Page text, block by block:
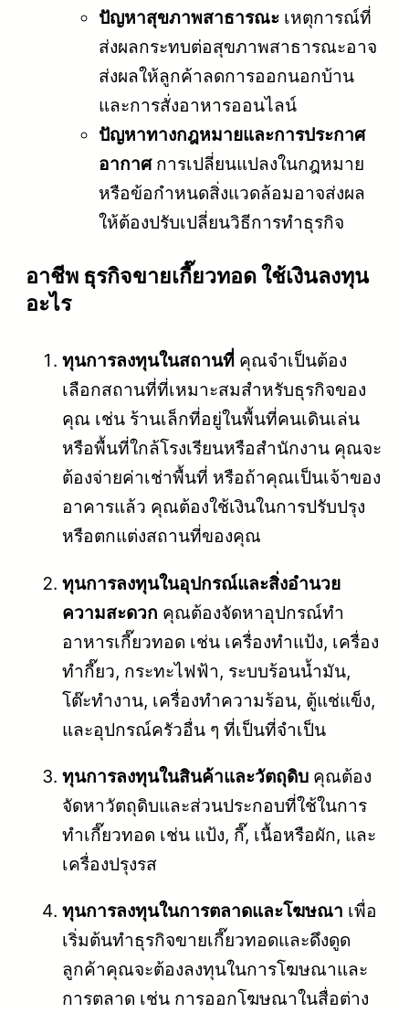
ปัญหาสุขภาพสาธารณะ เหตุการณ์ที่
ส่งผลกระทบต่อสุขภาพสาธารณะอาจ
ส่งผลให้ลูกค้าลดการออกนอกบ้าน
และการสั่งอาหารออนไลน์
ปัญหาทางกฎหมายและการประกาศ
อากาศการเปลี่ยนแปลงในกฎหมาย
หรือข้อกำหนดสิ่งแวดล้อมอาจส่งผล
ให้ต้องปรับเปลี่ยนวิธีการทำธุรกิจ
อาชีพ ธุรกิจขายเกี๊ยวทอด ใช้เงินลงทุน
อะไร
ทุนการลงทุนในสถานที่ คุณจำเป็นต้อง
เลือกสถานที่ที่เหมาะสมสำหรับธุรกิจของ
คุณ เช่น ร้านเล็กที่อยู่ในพื้นที่คนเดินเล่น
หรือพื้นที่ใกล้โรงเรียนหรือสำนักงาน คุณจะ
ต้องจ่ายค่าเช่าพื้นที่ หรือถ้าคุณเป็นเจ้าของ
อาคารแล้ว คุณต้องใช้เงินในการปรับปรุง
หรือตกแต่งสถานที่ของคุณ
ทุนการลงทุนในอุปกรณ์และสิ่งอำนวย
ความสะดวก คุณต้องจัดหาอุปกรณ์ทำ
อาหารเกี๊ยวทอด เช่น เครื่องทำแป้ง, เครื่อง
ทำกี๊ยว, กระทะไฟฟ้า, ระบบร้อนน้ำมัน,
โต๊ะทำงาน, เครื่องทำความร้อน, ตู้แช่แข็ง,
และอุปกรณ์ครัวอื่น ๆ ที่เป็นที่จำเป็น
ทุนการลงทุนในสินค้าและวัตถุดิบ คุณต้อง
จัดหาวัตถุดิบและส่วนประกอบที่ใช้ในการ
ทำเกี๊ยวทอด เช่น แป้ง, กี๊, เนื้อหรือผัก, และ
เครื่องปรุงรส
ทุนการลงทุนในการตลาดและโฆษณา เพื่อ
เริ่มต้นทำธุรกิจขายเกี๊ยวทอดและดึงดูด
ลูกค้าคุณจะต้องลงทุนในการโฆษณาและ
การตลาด เช่น การออกโฆษณาในสื่อต่าง